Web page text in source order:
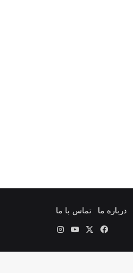
درباره ما
تماس با ما
فیس
یوتیوب